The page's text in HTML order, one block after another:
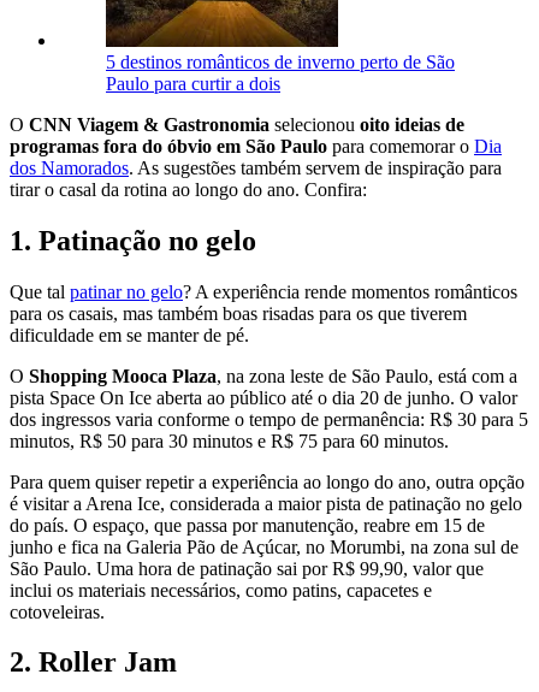
5 destinos românticos de inverno perto de São
Paulo para curtir a dois
O CNN Viagem & Gastronomia selecionou oito ideias de
programas fora do óbvio em São Paulo para comemorar o Dia
dos Namorados. As sugestões também servem de inspiração para
tirar o casal da rotina ao longo do ano. Confira:
1. Patinação no gelo
Que tal patinar no gelo? A experiência rende momentos românticos
para os casais, mas também boas risadas para os que tiverem
dificuldade em se manter de pé.
O Shopping Mooca Plaza, na zona leste de São Paulo, está com a
pista Space On Ice aberta ao público até o dia 20 de junho. O valor
dos ingressos varia conforme o tempo de permanência: R$ 30 para 5
minutos, R$ 50 para 30 minutos e R$ 75 para 60 minutos.
Para quem quiser repetir a experiência ao longo do ano, outra opção
é visitar a Arena Ice, considerada a maior pista de patinação no gelo
do país. O espaço, que passa por manutenção, reabre em 15 de
junho e fica na Galeria Pão de Açúcar, no Morumbi, na zona sul de
São Paulo. Uma hora de patinação sai por R$ 99,90, valor que
inclui os materiais necessários, como patins, capacetes e
cotoveleiras.
2. Roller Jam